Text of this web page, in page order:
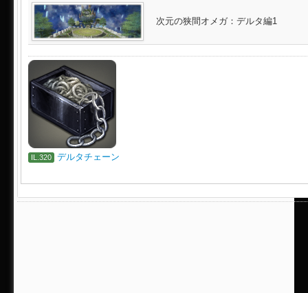
次元の狭間オメガ：デルタ編1
IL.320 デルタチェーン